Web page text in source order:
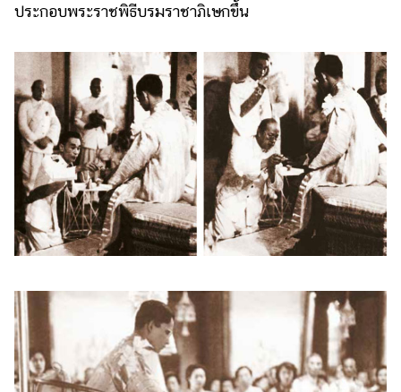
ประกอบพระราชพิธีบรมราชาภิเษกขึ้น